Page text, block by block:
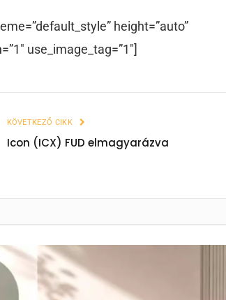
height=”auto”
use_image_tag=”1″]
KÖVETKEZŐ CIKK
Icon (ICX) FUD elmagyarázva